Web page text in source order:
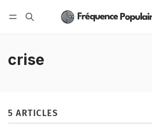
Nous soutenir
crise
5 ARTICLES